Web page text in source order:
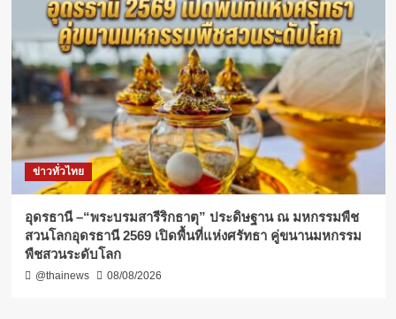
ข่าวทั่วไทย
อุดรธานี –“พระบรมสารีริกธาตุ” ประดิษฐาน ณ มหกรรมพืช
สวนโลกอุดรธานี 2569 เปิดพื้นที่แห่งศรัทธา คู่ขนานมหกรรม
พืชสวนระดับโลก
@thainews 08/08/2026